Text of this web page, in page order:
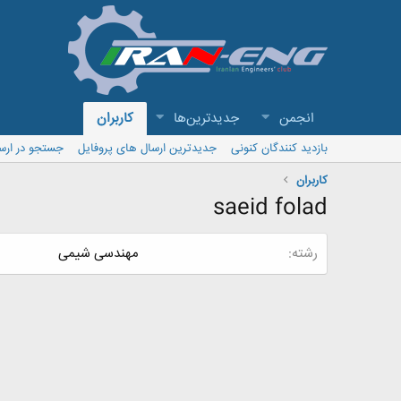
انجمن جدیدترین‌ها کاربران
بازدید کنندگان کنونی جدیدترین ارسال های پروفایل
جستجو در
کاربران
saeid folad
رشته مهندسی شیمی